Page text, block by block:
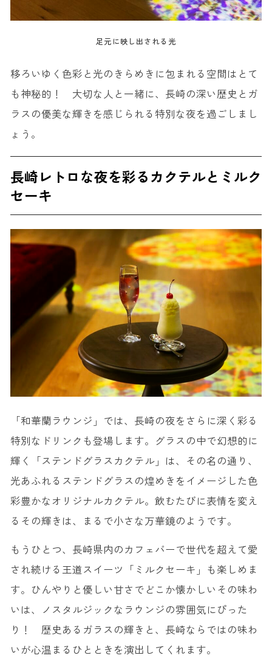
足元に映し出される光
移ろいゆく色彩と光のきらめきに包まれる空間はとて
も神秘的！ 大切な人と一緒に、長崎の深い歴史とガ
ラスの優美な輝きを感じられる特別な夜を過ごしまし
ょう。
長崎レトロな夜を彩るカクテルとミルク
セーキ
「和華蘭ラウンジ」では、長崎の夜をさらに深く彩る
特別なドリンクも登場します。グラスの中で幻想的に
輝く「ステンドグラスカクテル」は、その名の通り、
光あふれるステンドグラスの煌めきをイメージした色
彩豊かなオリジナルカクテル。飲むたびに表情を変え
るその輝きは、まるで小さな万華鏡のようです。
もうひとつ、長崎県内のカフェバーで世代を超えて愛
され続ける王道スイーツ「ミルクセーキ」も楽しめま
す。ひんやりと優しい甘さでどこか懐かしいその味わ
いは、ノスタルジックなラウンジの雰囲気にぴった
り！ 歴史あるガラスの輝きと、長崎ならではの味わ
いが心温まるひとときを演出してくれます。